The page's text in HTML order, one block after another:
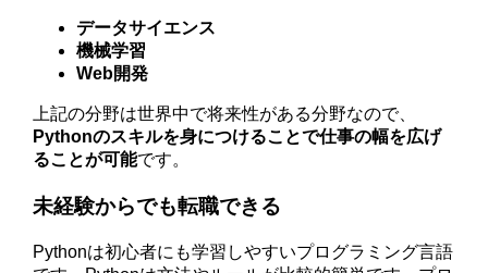
データサイエンス
機械学習
Web開発
上記の分野は世界中で将来性がある分野なので、
Pythonのスキルを身につけることで仕事の幅を広げ
ることが可能です。
未経験からでも転職できる
Pythonは初心者にも学習しやすいプログラミング言語